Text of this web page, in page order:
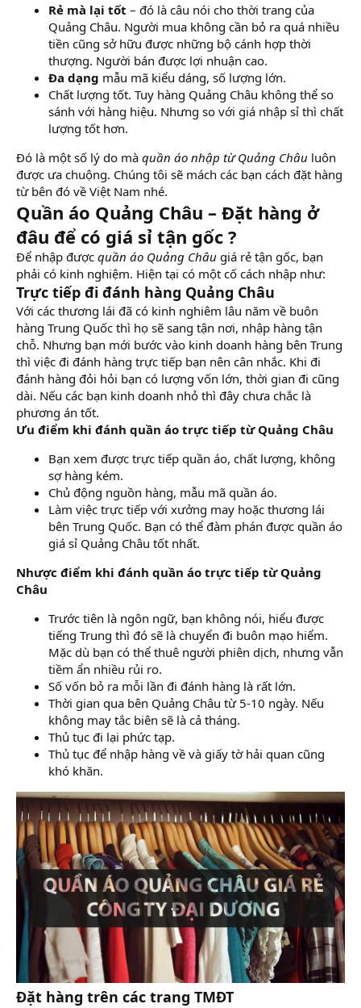
Rẻ mà lại tốt – đó là câu nói cho thời trang của
Quảng Châu. Người mua không cần bỏ ra quá nhiều
tiền cũng sở hữu được những bộ cánh hợp thời
thượng. Người bán được lợi nhuận cao.
Đa dạng mẫu mã kiểu dáng, số lượng lớn.
Chất lượng tốt. Tuy hàng Quảng Châu không thể so
sánh với hàng hiệu. Nhưng so với giá nhập sỉ thì chất
lượng tốt hơn.
Đó là một số lý do mà quần áo nhập từ Quảng Châu luôn
được ưa chuộng. Chúng tôi sẽ mách các bạn cách đặt hàng
từ bên đó về Việt Nam nhé.
Quần áo Quảng Châu – Đặt hàng ở
đâu để có giá sỉ tận gốc ?
Để nhập được quần áo Quảng Châu giá rẻ tận gốc, bạn
phải có kinh nghiệm. Hiện tại có một cố cách nhập như:
Trực tiếp đi đánh hàng Quảng Châu
Với các thương lái đã có kinh nghiêm lâu năm về buôn
hàng Trung Quốc thì họ sẽ sang tận nơi, nhập hàng tận
chỗ. Nhưng bạn mới bước vào kinh doanh hàng bên Trung
thì việc đi đánh hàng trực tiếp bạn nên cân nhắc. Khi đi
đánh hàng đỏi hỏi bạn có lượng vốn lớn, thời gian đi cũng
dài. Nếu các bạn kinh doanh nhỏ thì đây chưa chắc là
phương án tốt.
Ưu điểm khi đánh quần áo trực tiếp từ Quảng Châu
Bạn xem được trực tiếp quần áo, chất lượng, không
sợ hàng kém.
Chủ động nguồn hàng, mẫu mã quần áo.
Làm việc trực tiếp với xưởng may hoặc thương lái
bên Trung Quốc. Bạn có thể đàm phán được quần áo
giá sỉ Quảng Châu tốt nhất.
Nhược điểm khi đánh quần áo trực tiếp từ Quảng
Châu
Trước tiên là ngôn ngữ, bạn không nói, hiểu được
tiếng Trung thì đó sẽ là chuyển đi buôn mạo hiểm.
Mặc dù bạn có thể thuê người phiên dịch, nhưng vẫn
tiềm ẩn nhiều rủi ro.
Số vốn bỏ ra mỗi lần đi đánh hàng là rất lớn.
Thời gian qua bên Quảng Châu từ 5-10 ngày. Nếu
không may tắc biên sẽ là cả tháng.
Thủ tục đi lại phức tạp.
Thủ tục để nhập hàng về và giấy tờ hải quan cũng
khó khăn.
Đặt hàng trên các trang TMĐT